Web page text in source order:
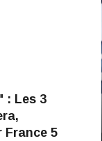
: Les 3
France 5